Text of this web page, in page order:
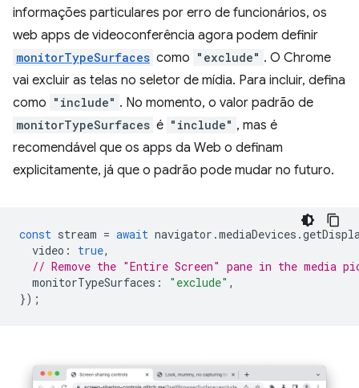
informações particulares por erro de funcionários, os
web apps de videoconferência agora podem definir
monitorTypeSurfaces como "exclude" . O Chrome
vai excluir as telas no seletor de mídia. Para incluir, defina
como "include" . No momento, o valor padrão de
monitorTypeSurfaces é "include" , mas é
recomendável que os apps da Web o definam
explicitamente, já que o padrão pode mudar no futuro.
const stream = await navigator .mediaDevices .
video : true,
// Remove the "Entire Screen" pane in the media
monitorTypeSurfaces : "exclude" ,
});